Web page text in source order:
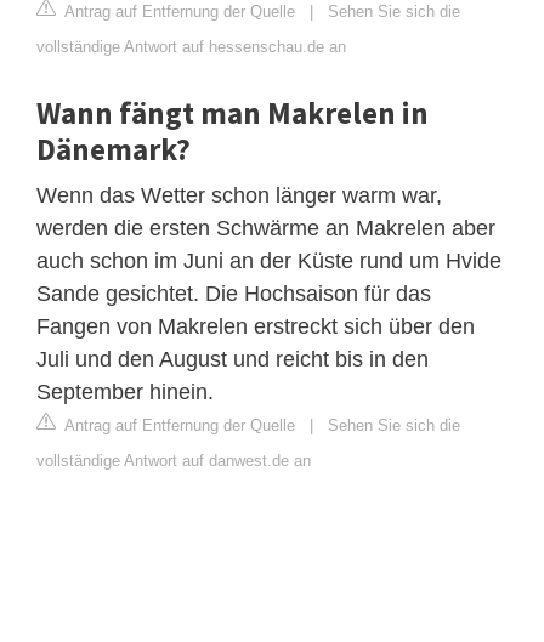
Antrag auf Entfernung der Quelle | Sehen Sie sich die
vollständige Antwort auf hessenschau.de an
Wann fängt man Makrelen in
Dänemark?
Wenn das Wetter schon länger warm war,
werden die ersten Schwärme an Makrelen aber
auch schon im Juni an der Küste rund um Hvide
Sande gesichtet. Die Hochsaison für das
Fangen von Makrelen erstreckt sich über den
Juli und den August und reicht bis in den
September hinein.
Antrag auf Entfernung der Quelle | Sehen Sie sich die
vollständige Antwort auf danwest.de an